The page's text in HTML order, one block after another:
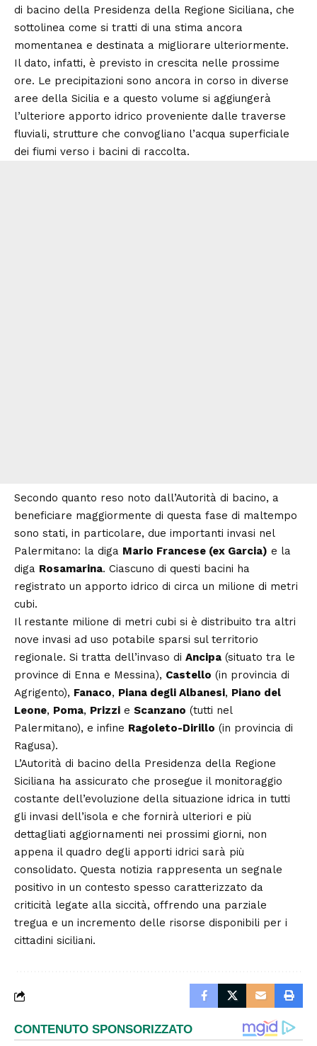
di bacino della Presidenza della Regione Siciliana, che
sottolinea come si tratti di una stima ancora
momentanea e destinata a migliorare ulteriormente.
Il dato, infatti, è previsto in crescita nelle prossime
ore. Le precipitazioni sono ancora in corso in diverse
aree della Sicilia e a questo volume si aggiungerà
l’ulteriore apporto idrico proveniente dalle traverse
fluviali, strutture che convogliano l’acqua superficiale
dei fiumi verso i bacini di raccolta.
Secondo quanto reso noto dall’Autorità di bacino, a
beneficiare maggiormente di questa fase di maltempo
sono stati, in particolare, due importanti invasi nel
Palermitano: la diga Mario Francese (ex Garcia) e la
diga Rosamarina. Ciascuno di questi bacini ha
registrato un apporto idrico di circa un milione di metri
cubi.
Il restante milione di metri cubi si è distribuito tra altri
nove invasi ad uso potabile sparsi sul territorio
regionale. Si tratta dell’invaso di Ancipa (situato tra le
province di Enna e Messina), Castello (in provincia di
Agrigento), Fanaco, Piana degli Albanesi, Piano del
Leone, Poma, Prizzi e Scanzano (tutti nel
Palermitano), e infine Ragoleto-Dirillo (in provincia di
Ragusa).
L’Autorità di bacino della Presidenza della Regione
Siciliana ha assicurato che prosegue il monitoraggio
costante dell’evoluzione della situazione idrica in tutti
gli invasi dell’isola e che fornirà ulteriori e più
dettagliati aggiornamenti nei prossimi giorni, non
appena il quadro degli apporti idrici sarà più
consolidato. Questa notizia rappresenta un segnale
positivo in un contesto spesso caratterizzato da
criticità legate alla siccità, offrendo una parziale
tregua e un incremento delle risorse disponibili per i
cittadini siciliani.